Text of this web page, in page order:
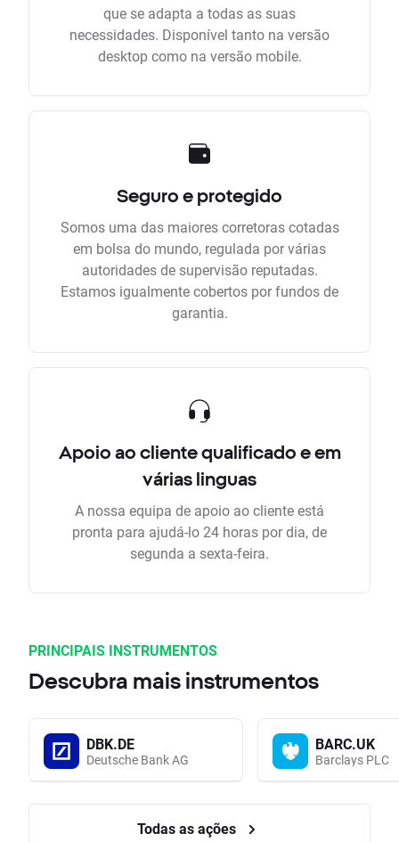
que se adapta a todas as suas
necessidades. Disponível tanto na versão
desktop como na versão mobile.
Seguro e protegido
Somos uma das maiores corretoras cotadas
em bolsa do mundo, regulada por várias
autoridades de supervisão reputadas.
Estamos igualmente cobertos por fundos de
garantia.
Apoio ao cliente qualificado e em
várias linguas
A nossa equipa de apoio ao cliente está
pronta para ajudá-lo 24 horas por dia, de
segunda a sexta-feira.
PRINCIPAIS INSTRUMENTOS
Descubra mais instrumentos
DBK.DE
Deutsche Bank AG
BARC.UK
Barclays PLC
Todas as ações